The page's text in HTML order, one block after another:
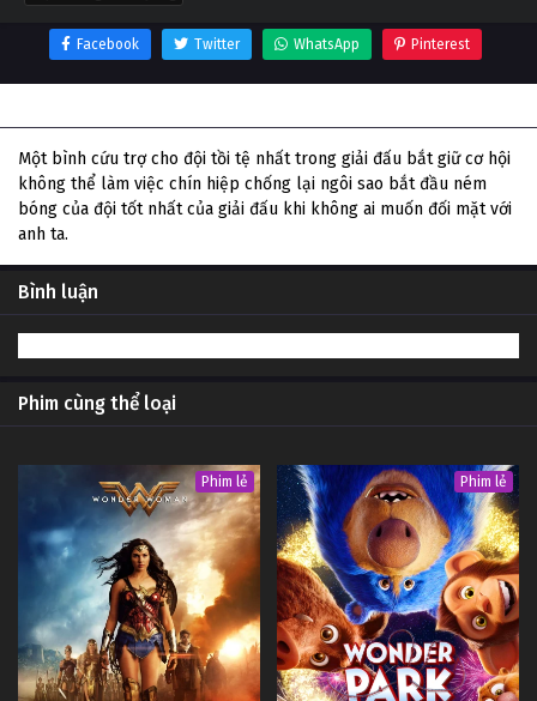
Facebook Twitter WhatsApp Pinterest
Một bình cứu trợ cho đội tồi tệ nhất trong giải đấu bắt giữ cơ hội
không thể làm việc chín hiệp chống lại ngôi sao bắt đầu ném
bóng của đội tốt nhất của giải đấu khi không ai muốn đối mặt với
anh ta.
Bình luận
Phim cùng thể loại
Phim lẻ Phim lẻ